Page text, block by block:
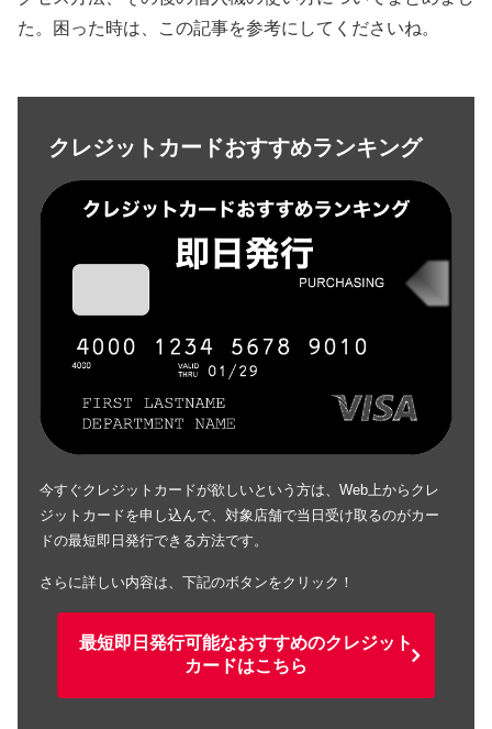
た。困った時は、この記事を参考にしてくださいね。
クレジットカードおすすめランキング
今すぐクレジットカードが欲しいという方は、Web上からクレ
ジットカードを申し込んで、対象店舗で当日受け取るのがカー
ドの最短即日発行できる方法です。
さらに詳しい内容は、下記のボタンをクリック！
最短即日発行可能なおすすめのクレジット
カードはこちら